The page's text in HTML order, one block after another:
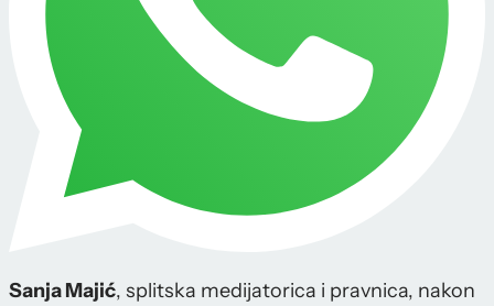
Sanja Majić, splitska medijatorica i pravnica, nakon